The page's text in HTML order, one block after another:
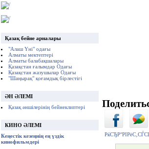
Қазақ бейне арналары
"Алаш Үні" одағы
Алматы мектептері
Алматы балабақшалары
Қазақстан ғалымдар Одағы
Қазақстан жазушылар Одағы
"Шаңырақ" қоғамдық бірлестігі
ӘН ӘЛЕМІ
Қазақ әншілерінің бейнеклиптері
КИНО ӘЛЕМІ
Кеңестік кезеңнің ең үздік
кинофильмдері